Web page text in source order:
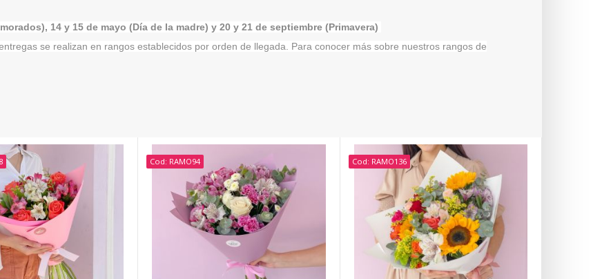
14 y 15 de mayo (Día de la madre) y 20 y 21 de septiembre (Primavera)
se realizan en rangos establecidos por orden de llegada. Para conocer más sobre nuestros rangos de
Cod: RAMO94 Cod: RAMO136